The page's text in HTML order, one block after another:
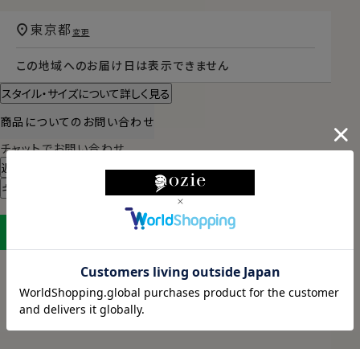
この地域へのお届け日は表示できません
東京都 変更
スタイル・サイズについて詳しく見る
商品についてのお問い合わせ
チャットでお問い合わせ
返品・交換について
ギフトラッピングについて
LINEに保存する